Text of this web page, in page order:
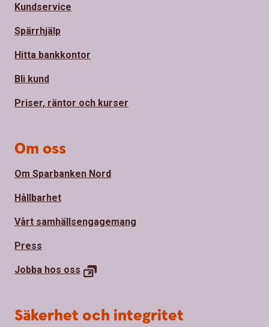
Kundservice
Spärrhjälp
Hitta bankkontor
Bli kund
Priser, räntor och kurser
Om oss
Om Sparbanken Nord
Hållbarhet
Vårt samhällsengagemang
Press
Jobba hos oss
Säkerhet och integritet